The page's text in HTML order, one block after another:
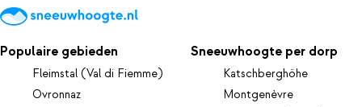
Populaire gebieden
Fleimstal (Val di Fiemme)
Ovronnaz
Sneeuwhoogte per dorp
Katschberghöhe
Montgenèvre